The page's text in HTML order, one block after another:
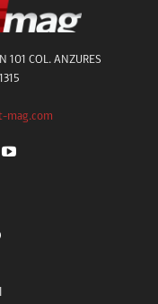
101 COL. ANZURES
mag.com